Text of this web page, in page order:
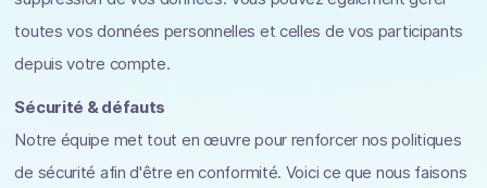
toutes vos données personnelles et celles de vos participants
depuis votre compte.
Sécurité & défauts
Notre équipe met tout en œuvre pour renforcer nos politiques
de sécurité afin d'être en conformité. Voici ce que nous faisons